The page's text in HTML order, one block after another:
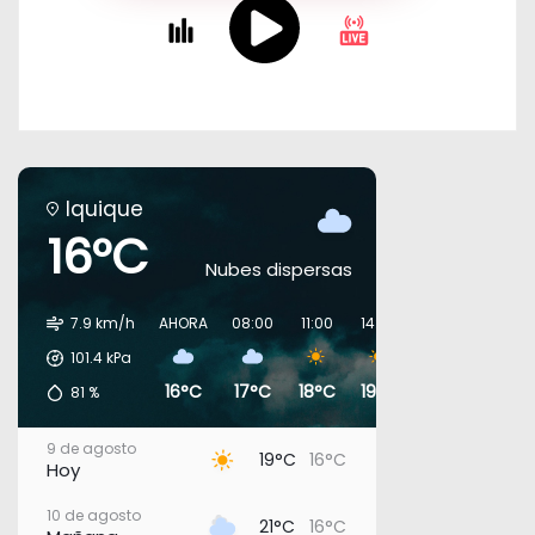
Iquique
16°C Nubes dispersas
7.9 km/h
101.4kPa
81 %
AHORA
16°C
08:00
17°C
11:00
18°C
14:00
19°C
9 de agosto
Hoy 19°C 16°C
10 de agosto 21°C 16°C